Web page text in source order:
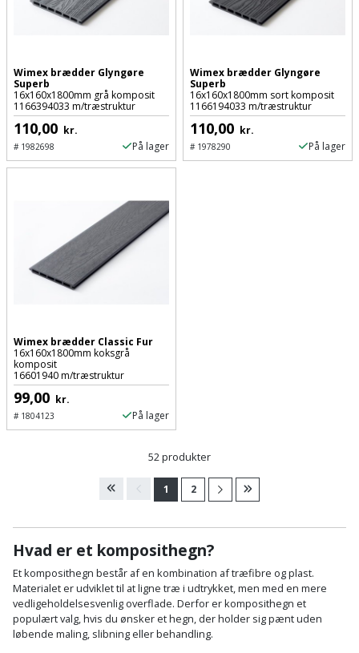
Wimex brædder Glyngøre
Superb
16x160x1800mm grå komposit
1166394033 m/træstruktur
110,00 kr.
#1982698 På lager
Wimex brædder Glyngøre
Superb
16x160x1800mm sort komposit
1166194033 m/træstruktur
110,00 kr.
#1978290 På lager
Wimex brædder Classic Fur
16x160x1800mm koksgrå
komposit
16601940 m/træstruktur
99,00 kr.
#1804123 På lager
52 produkter
1 2
Hvad er et komposithegn?
Et komposithegn består af en kombination af træfibre og plast.
Materialet er udviklet til at ligne træ i udtrykket, men med en mere
vedligeholdelsesvenlig overflade. Derfor er komposithegn et
populært valg, hvis du ønsker et hegn, der holder sig pænt uden
løbende maling, slibning eller behandling.